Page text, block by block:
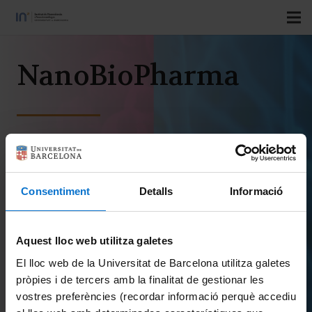
Consentiment Detalls Informació
Aquest lloc web utilitza galetes
El lloc web de la Universitat de Barcelona utilitza galetes
pròpies i de tercers amb la finalitat de gestionar les
vostres preferències (recordar informació perquè accediu
NanoBioPharma
Department Pharmacy and
Pharmaceutical Technology and
Physical-Chemical, Faculty
Pharmacy and Food Sciences